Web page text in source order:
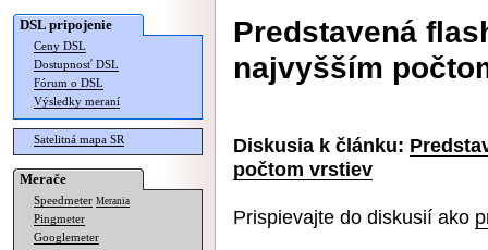
DSL pripojenie
Ceny DSL
Dostupnosť DSL
Fórum o DSL
Výsledky meraní
Satelitná mapa SR
Merače
Speedmeter Merania
Pingmeter
Googlemeter
Predstavená
najvyšším
Diskusia k článku:
počtom vrstiev
Prispievajte do diskusií ako